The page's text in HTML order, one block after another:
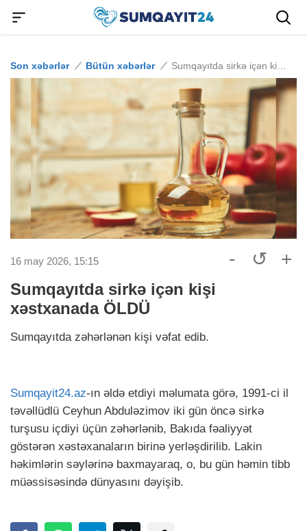
Son xəbərlər Bütün xəbərlər
16 may 2026, 15:15 - ↺ +
Sumqayıtda sirkə içən kişi
xəstxanada ÖLDÜ
Sumqayıtda zəhərlənən kişi vəfat edib.
Sumqayit24.az-ın əldə etdiyi məlumata görə, 1991-ci il
təvəllüdlü Ceyhun Abduləzimov iki gün öncə sirkə
turşusu içdiyi üçün zəhərlənib, Bakıda fəaliyyət
göstərən xəstəxanaların birinə yerləşdirilib. Lakin
həkimlərin səylərinə baxmayaraq, o, bu gün həmin tibb
müəssisəsində dünyasını dəyişib.